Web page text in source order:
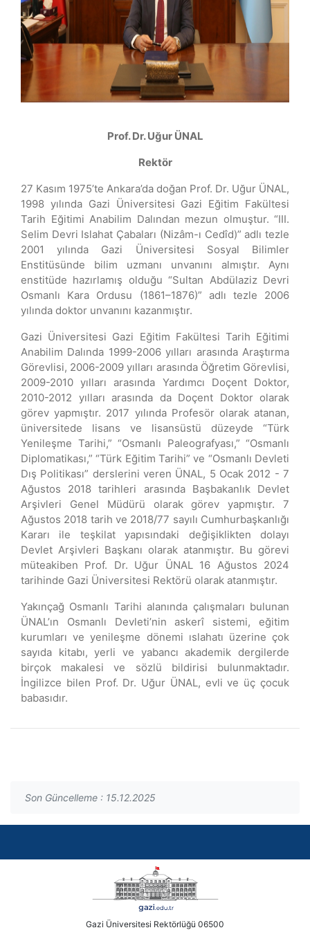
Prof. Dr. Uğur ÜNAL
Rektör
​​​27 Kasım 1975’te Ankara’da doğan Prof. Dr. Uğur ÜNAL,
1998 yılında Gazi Üniversitesi Gazi Eğitim Fakültesi
Tarih Eğitimi Anabilim Dalından mezun olmuştur. “III.
Selim Devri Islahat Çabaları (Nizâm-ı Cedîd)” adlı tezle
2001 yılında Gazi Üniversitesi Sosyal Bilimler
Enstitüsünde bilim uzmanı unvanını almıştır. Aynı
enstitüde hazırlamış olduğu “Sultan Abdülaziz Devri
Osmanlı Kara Ordusu (1861–1876)” adlı tezle 2006
yılında doktor unvanını kazanmıştır.
Gazi Üniversitesi Gazi Eğitim Fakültesi Tarih Eğitimi
Anabilim Dalında 1999-2006 yılları arasında Araştırma
Görevlisi, 2006-2009 yılları arasında Öğretim Görevlisi,
2009-2010 yılları arasında Yardımcı Doçent Doktor,
2010-2012 yılları arasında da Doçent Doktor olarak
görev yapmıştır. 2017 yılında Profesör olarak atanan,
üniversitede lisans ve lisansüstü düzeyde “Türk
Yenileşme Tarihi,” “Osmanlı Paleografyası,” “Osmanlı
Diplomatikası,” “Türk Eğitim Tarihi” ve “Osmanlı Devleti
Dış Politikası” derslerini veren ÜNAL, 5 Ocak 2012 - 7
Ağustos 2018 tarihleri arasında Başbakanlık Devlet
Arşivleri Genel Müdürü olarak görev yapmıştır. 7
Ağustos 2018 tarih ve 2018/77 sayılı Cumhurbaşkanlığı
Kararı ile teşkilat yapısındaki değişiklikten dolayı
Devlet Arşivleri Başkanı olarak atanmıştır. Bu görevi
müteakiben Prof. Dr. Uğur ÜNAL 16 Ağustos 2024
tarihinde Gazi Üniversitesi Rektörü olarak atanmıştır.
Yakınçağ Osmanlı Tarihi alanında çalışmaları bulunan
ÜNAL’ın Osmanlı Devleti’nin askerî sistemi, eğitim
kurumları ve yenileşme dönemi ıslahatı üzerine çok
sayıda kitabı, yerli ve yabancı akademik dergilerde
birçok makalesi ve sözlü bildirisi bulunmaktadır.
İngilizce bilen Prof. Dr. Uğur ÜNAL, evli ve üç çocuk
babasıdır.
Son Güncelleme : 15.12.2025
Gazi Üniversitesi Rektörlüğü 06500